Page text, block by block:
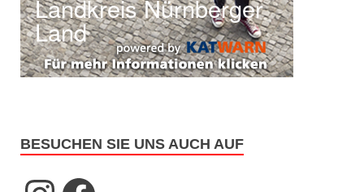
BESUCHEN SIE UNS AUCH AUF